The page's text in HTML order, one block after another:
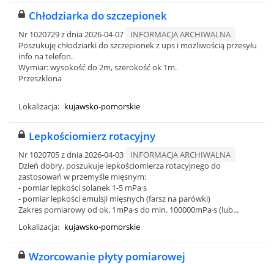
Chłodziarka do szczepionek
Nr 1020729 z dnia 2026-04-07
INFORMACJA ARCHIWALNA
Poszukuję chłodziarki do szczepionek z ups i możliwością przesyłu
info na telefon.
Wymiar: wysokość do 2m, szerokość ok 1m.
Przeszklona
Lokalizacja: kujawsko-pomorskie
Lepkościomierz rotacyjny
Nr 1020705 z dnia 2026-04-03
INFORMACJA ARCHIWALNA
Dzień dobry, poszukuje lepkościomierza rotacyjnego do
zastosowań w przemyśle mięsnym:
- pomiar lepkości solanek 1-5 mPa·s
- pomiar lepkości emulsji mięsnych (farsz na parówki)
Zakres pomiarowy od ok. 1mPa·s do min. 100000mPa·s (lub...
Lokalizacja: kujawsko-pomorskie
Wzorcowanie płyty pomiarowej